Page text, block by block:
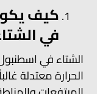
كيف
في
الشتاء في
الحرارة معتدلة